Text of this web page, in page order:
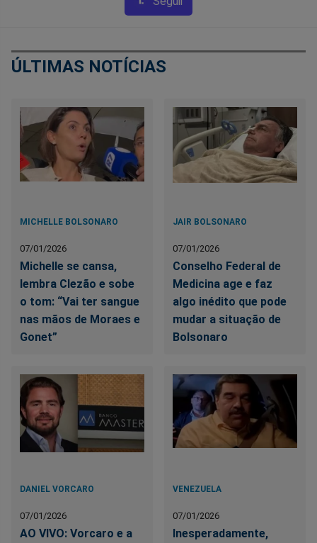
ÚLTIMAS NOTÍCIAS
MICHELLE BOLSONARO
07/01/2026
Michelle se cansa,
lembra Clezão e sobe
o tom: “Vai ter sangue
nas mãos de Moraes e
Gonet”
JAIR BOLSONARO
07/01/2026
Conselho Federal de
Medicina age e faz
algo inédito que pode
mudar a situação de
Bolsonaro
DANIEL VORCARO
07/01/2026
AO VIVO: Vorcaro e a
VENEZUELA
07/01/2026
Inesperadamente,